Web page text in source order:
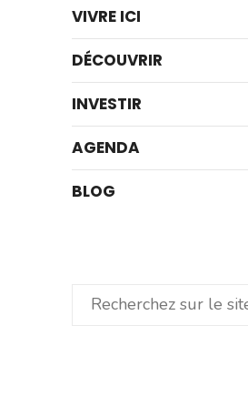
VIVRE ICI
DÉCOUVRIR
INVESTIR
AGENDA
BLOG
Rechercher